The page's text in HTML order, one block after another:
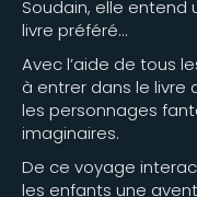
Soudain, elle
livre préféré…
Avec l’aide de tous
à entrer dans le livre
les personnages
imaginaires.
De ce voyage
les enfants une